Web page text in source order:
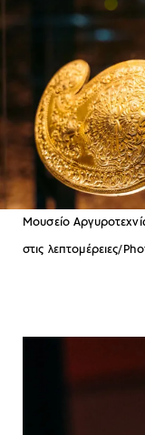
Μουσείο
στις λεπτομέρειες/